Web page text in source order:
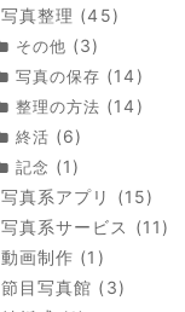
写真整理 (45)
その他 (3)
写真の保存 (14)
整理の方法 (14)
終活 (6)
記念 (1)
写真系アプリ
(15)
写真系サービス (11)
動画制作 (1)
節目写真館 (3)